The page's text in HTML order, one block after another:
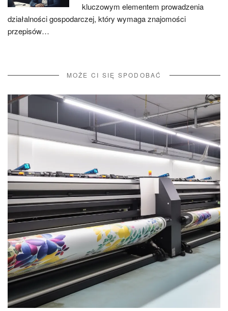
kluczowym elementem prowadzenia
działalności gospodarczej, który wymaga znajomości
przepisów…
MOŻE CI SIĘ SPODOBAĆ